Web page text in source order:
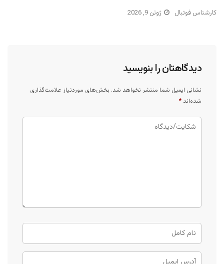
کارشناس فوتبال ژوئن 9, 2026
دیدگاهتان را بنویسید
نشانی ایمیل شما منتشر نخواهد شد. بخش‌های موردنیاز علامت‌گذاری
شده‌اند *